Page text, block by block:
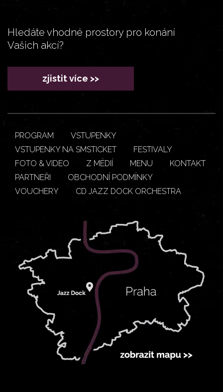
Hledáte vhodné prostory pro konání
Vašich akcí?
zjistit více >>
PROGRAM
VSTUPENKY
VSTUPENKY NA SMSTICKET
FESTIVALY
FOTO & VIDEO
Z MÉDIÍ MENU
KONTAKT
PARTNEŘI
OBCHODNÍ PODMÍNKY
VOUCHERY
CD JAZZ DOCK ORCHESTRA